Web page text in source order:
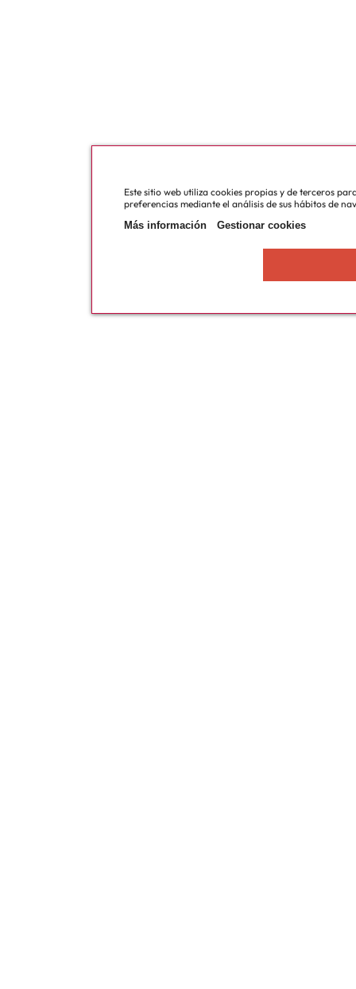
Este sitio web utiliza cookies propias y de terceros
preferencias mediante el análisis de sus hábitos de
Más información
Gestionar cookies